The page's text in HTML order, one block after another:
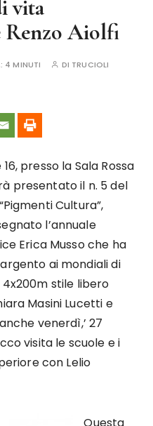
vita
Renzo Aiolfi
4 MINUTI DI TRUCIOLI
presso la Sala Rossa
presentato il n. 5 del
Cultura”,
l’annuale
Erica Musso che ha
ai mondiali di
stile libero
Masini Lucetti e
venerdì,’ 27
visita le scuole e i
con Lelio